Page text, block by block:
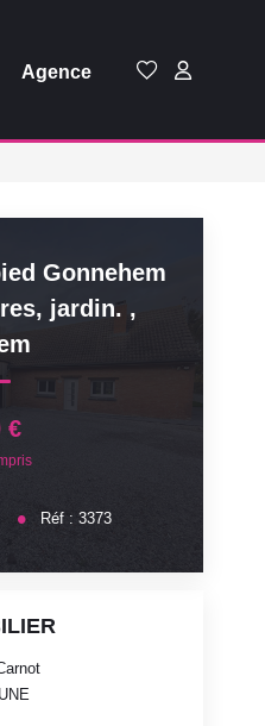
Agence
Gonnehem
jardin. ,
€
Réf :3373